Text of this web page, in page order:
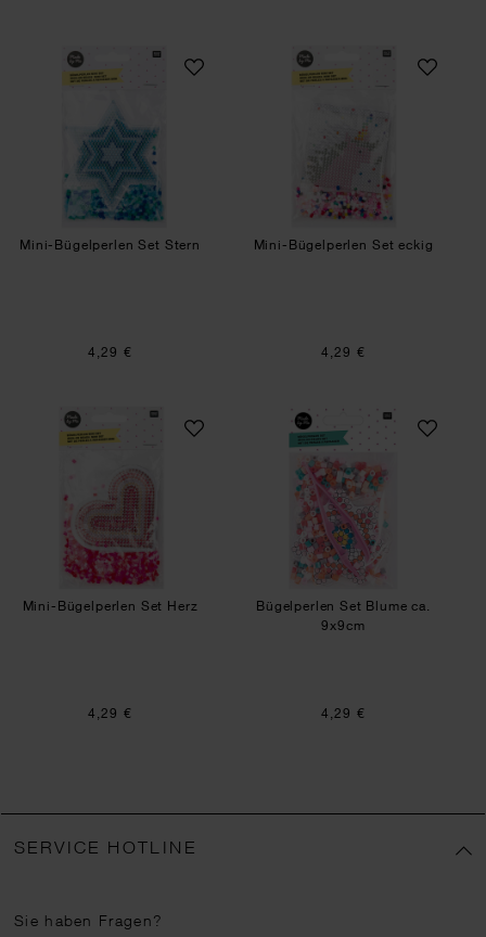
Mini-Bügelperlen Set Stern
Mini-Bügelperlen Set Stern
4,29 €
Mini-Bügelperlen
Mini-Bügelperlen Set eckig
4,29 €
Mini-Bügelperlen Set Herz
Mini-Bügelperlen Set Herz
4,29 €
Bügelperlen Set
Bügelperlen Set Blume ca.
9x9cm
4,29 €
SERVICE HOTLINE
Sie haben Fragen?